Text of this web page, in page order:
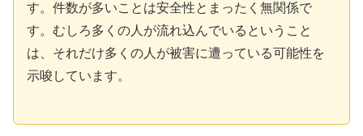
す。件数が多いことは安全性とまったく無関係で
す。むしろ多くの人が流れ込んでいるということ
は、それだけ多くの人が被害に遭っている可能性を
示唆しています。